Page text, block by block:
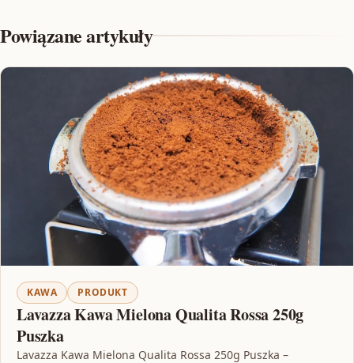
Powiązane artykuły
KAWA PRODUKT
Lavazza Kawa Mielona Qualita Rossa 250g
Puszka
Lavazza Kawa Mielona Qualita Rossa 250g Puszka –